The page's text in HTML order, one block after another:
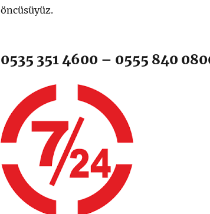
öncüsüyüz.
0535 351 4600 – 0555 840